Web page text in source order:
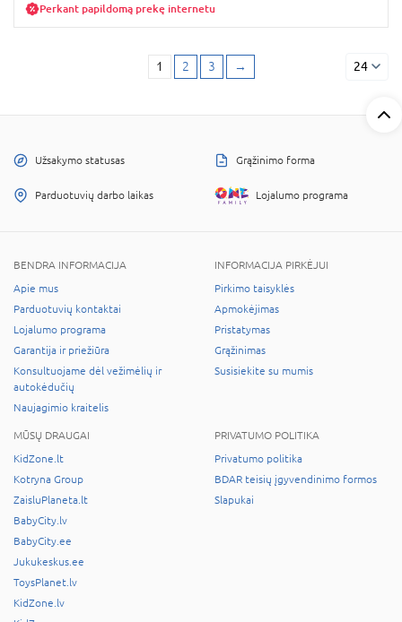
Perkant papildomą prekę internetu
1 2 3 → 24
Užsakymo statusas Grąžinimo forma
Parduotuvių darbo laikas Lojalumo programa
BENDRA INFORMACIJA
Apie mus
Parduotuvių kontaktai
Lojalumo programa
Garantija ir priežiūra
Konsultuojame dėl vežimėlių ir
autokėdučių
Naujagimio kraitelis
INFORMACIJA PIRKĖJUI
Pirkimo taisyklės
Apmokėjimas
Pristatymas
Grąžinimas
Susisiekite su mumis
MŪSŲ DRAUGAI
KidZone.lt
Kotryna Group
ZaisluPlaneta.lt
BabyCity.lv
BabyCity.ee
Jukukeskus.ee
ToysPlanet.lv
KidZone.lv
PRIVATUMO POLITIKA
Privatumo politika
BDAR teisių įgyvendinimo formos
Slapukai